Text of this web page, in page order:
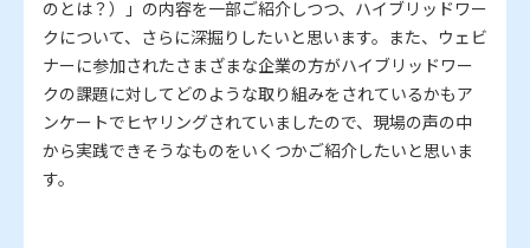
のとは？）」の内容を一部ご紹介しつつ、ハイブリッドワー
クについて、さらに深掘りしたいと思います。また、ウェビ
ナーに参加されたさまざまな企業の方がハイブリッドワー
クの課題に対してどのような取り組みをされているかもア
ンケートでヒヤリングされていましたので、現場の声の中
から実践できそうなものをいくつかご紹介したいと思いま
す。